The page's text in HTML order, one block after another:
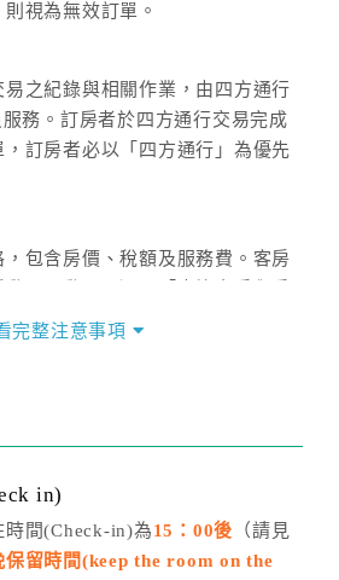
視為無效訂單。
之紀錄與相關作業，由四方通行
務。訂房者於四方通行交易完成
訂房者必以「四方通行」為優先
包含房價、稅額及服務費。客房
準。
出申辦，四方通行
動，皆為次日計算及辦理。
～晚上6:00
完整注意事項
in)
間(Check-in)為15：00後 （請見
保留時間(keep the room on the